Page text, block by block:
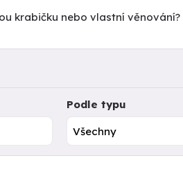
krabičku nebo vlastní
Podle typu